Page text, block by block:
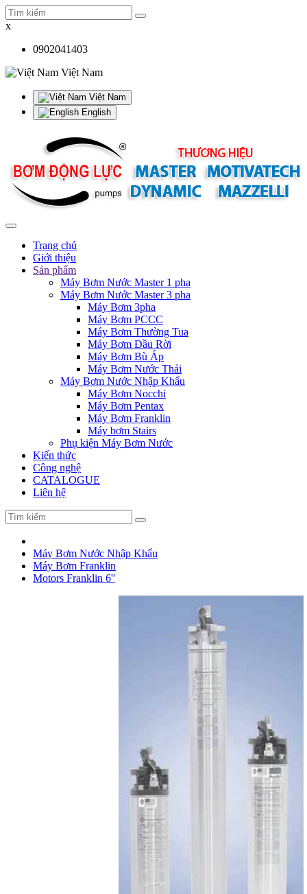
x
0902041403
Việt Nam
Việt Nam
English
Trang chủ
Giới thiệu
Sản phẩm
Máy Bơm Nước Master 1 pha
Máy Bơm Nước Master 3 pha
Máy Bơm 3pha
Máy Bơm PCCC
Máy Bơm Thường Tua
Máy Bơm Đầu Rời
Máy Bơm Bù Áp
Máy Bơm Nước Thải
Máy Bơm Nước Nhập Khẩu
Máy Bơm Nocchi
Máy Bơm Pentax
Máy Bơm Franklin
Máy bơm Stairs
Phụ kiện Máy Bơm Nước
Kiến thức
Công nghệ
CATALOGUE
Liên hệ
Máy Bơm Nước Nhập Khẩu
Máy Bơm Franklin
Motors Franklin 6''